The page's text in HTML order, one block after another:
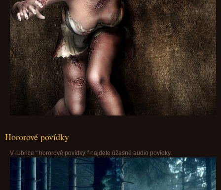
Hororové povídky
V rubrice " hororové povídky " najdete úžasné audio povídky.